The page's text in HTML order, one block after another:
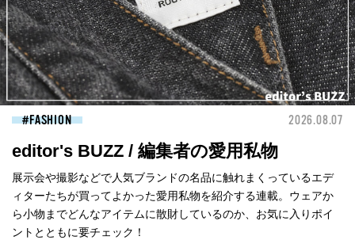
FASHION 2026.08.07
editor's BUZZ / 編集者の愛用私物
展示会や撮影などで人気ブランドの名品に触れまくっているエデ
ィターたちが買ってよかった愛用私物を紹介する連載。ウェアか
ら小物までどんなアイテムに散財しているのか、お気に入りポイ
ントとともに要チェック！